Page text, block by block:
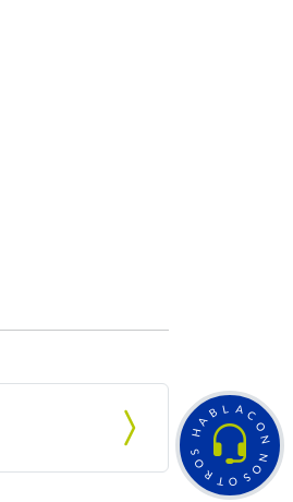
H
A
B L A C
O
N
N
O
S
O
T
R
O
S